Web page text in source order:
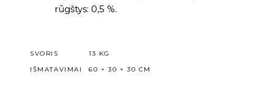
rūgštys: 0,5 %.
SVORIS
13 KG
IŠMATAVIMAI
60 × 30 × 30 CM